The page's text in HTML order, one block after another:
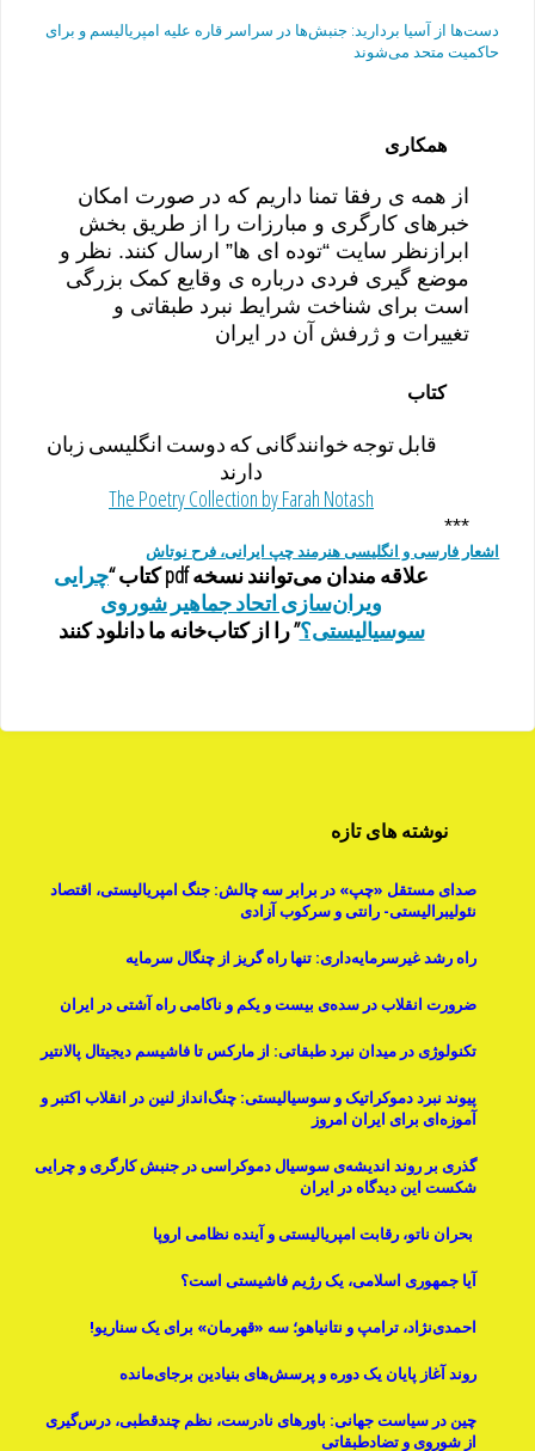
دست‌ها از آسیا بردارید: جنبش‌ها در سراسر قاره علیه امپریالیسم و برای
حاکمیت متحد می‌شوند
همکاری
از همه ی رفقا تمنا داریم که در صورت امکان
خبرهای کارگری و مبارزات را از طریق بخش
ابرازنظر سایت “توده ای ها” ارسال کنند. نظر و
موضع گیری فردی درباره ی وقایع کمک بزرگی
است برای شناخت شرایط نبرد طبقاتی و
تغییرات و ژرفش آن در ایران
کتاب
قابل توجه خوانندگانی که دوست انگلیسی زبان
دارند
The Poetry Collection by Farah Notash
***
اشعار فارسی و انگلیسی هنرمند چپ ایرانی، فرح نوتاش
علاقه مندان می‌توانند نسخه pdf کتاب “
چرایی
ویران‌سازی اتحاد جماهیر شوروی
سوسیالیستی؟” را از کتاب‌خانه ما دانلود کنند
نوشته های تازه
صدای مستقل «چپ» در برابر سه چالش: جنگ امپریالیستی، اقتصاد
نئولیبرالیستی- رانتی و سرکوب آزادی
راه رشد غیرسرمایه‌داری: تنها راه گریز از چنگال سرمایه
ضرورت انقلاب در سده‌ی بیست و یکم و ناکامی راه آشتی در ایران
تکنولوژی در میدان نبرد طبقاتی: از مارکس تا فاشیسم دیجیتال پالانتیر
پیوند نبرد دموکراتیک و سوسیالیستی: چنگ‌انداز لنین در انقلاب اکتبر و
آموزه‌ای برای ایران امروز
گذری بر روند اندیشه‌ی سوسیال دموکراسی در جنبش کارگری و چرایی
شکست این دیدگاه در ایران
بحران ناتو، رقابت امپریالیستی و آینده نظامی اروپا
آیا جمهوری اسلامی، یک رژیم فاشیستی است؟
احمدی‌نژاد، ترامپ و نتانیاهو؛ سه «قهرمان» برای یک سناریو!
روند آغاز پایان یک دوره و پرسش‌های بنیادینِ برجای‌مانده
چین در سیاست جهانی: باورهای نادرست، نظم چندقطبی، درس‌گیری
از شوروی و تضادطبقاتی